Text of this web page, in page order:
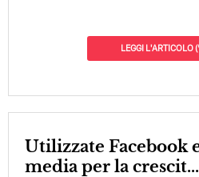
LEGGI L'ARTICOLO(
Utilizzate Facebook ed altri social
media per la crescit...